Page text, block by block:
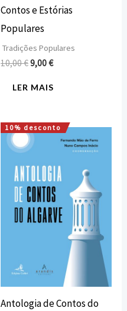
Contos e Estórias
Populares
Tradições Populares
10,00€9,00€
LER MAIS
10% desconto
Antologia de Contos do
O
preço
era:
15,00 €.
O
preço
atual
é:
13,50 €.